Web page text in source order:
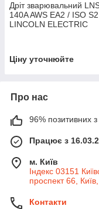
Дріт зварювальний
140A AWS EA2 / ISO
LINCOLN ELECTRIC
Ціну уточнюйте
Про нас
96% позитивних з
Працює з
м. Київ
Індекс 03151
проспект 66,
Контакти